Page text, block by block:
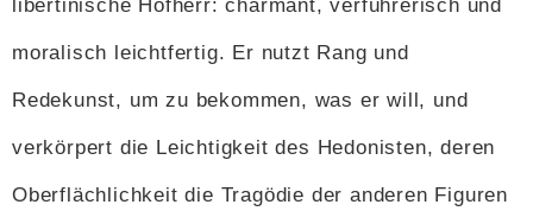
libertinische Hofherr: charmant, verführerisch und
moralisch leichtfertig. Er nutzt Rang und
Redekunst, um zu bekommen, was er will, und
verkörpert die Leichtigkeit des Hedonisten, deren
Oberflächlichkeit die Tragödie der anderen Figuren